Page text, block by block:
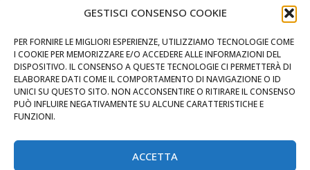
GESTISCI CONSENSO COOKIE
PER FORNIRE LE MIGLIORI ESPERIENZE, UTILIZZIAMO TECNOLOGIE COME
I COOKIE PER MEMORIZZARE E/O ACCEDERE ALLE INFORMAZIONI DEL
DISPOSITIVO. IL CONSENSO A QUESTE TECNOLOGIE CI PERMETTERÀ DI
ELABORARE DATI COME IL COMPORTAMENTO DI NAVIGAZIONE O ID
UNICI SU QUESTO SITO. NON ACCONSENTIRE O RITIRARE IL CONSENSO
PUÒ INFLUIRE NEGATIVAMENTE SU ALCUNE CARATTERISTICHE E
FUNZIONI.
ACCETTA
349 3863811
chiavicodificate@gmail.com
Privacy Policy
Cookie Policy
MAPS